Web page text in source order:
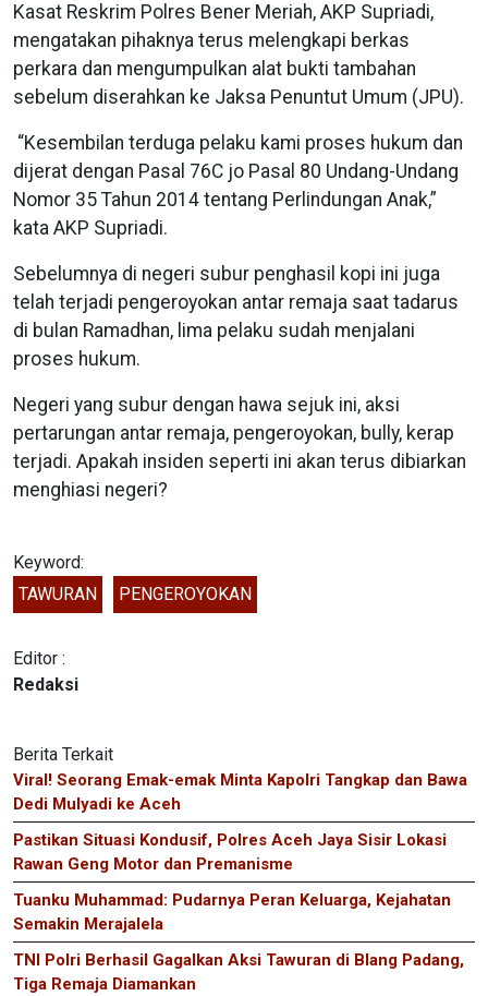
Kasat Reskrim Polres Bener Meriah, AKP Supriadi,
mengatakan pihaknya terus melengkapi berkas
perkara dan mengumpulkan alat bukti tambahan
sebelum diserahkan ke Jaksa Penuntut Umum (JPU).
“Kesembilan terduga pelaku kami proses hukum dan
dijerat dengan Pasal 76C jo Pasal 80 Undang-Undang
Nomor 35 Tahun 2014 tentang Perlindungan Anak,”
kata AKP Supriadi.
Sebelumnya di negeri subur penghasil kopi ini juga
telah terjadi pengeroyokan antar remaja saat tadarus
di bulan Ramadhan, lima pelaku sudah menjalani
proses hukum.
Negeri yang subur dengan hawa sejuk ini, aksi
pertarungan antar remaja, pengeroyokan, bully, kerap
terjadi. Apakah insiden seperti ini akan terus dibiarkan
menghiasi negeri?
Keyword:
TAWURAN
PENGEROYOKAN
Editor :
Redaksi
Berita Terkait
Viral! Seorang Emak-emak Minta Kapolri Tangkap dan Bawa
Dedi Mulyadi ke Aceh
Pastikan Situasi Kondusif, Polres Aceh Jaya Sisir Lokasi
Rawan Geng Motor dan Premanisme
Tuanku Muhammad: Pudarnya Peran Keluarga, Kejahatan
Semakin Merajalela
TNI Polri Berhasil Gagalkan Aksi Tawuran di Blang Padang,
Tiga Remaja Diamankan